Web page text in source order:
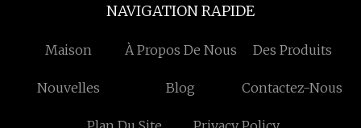
NAVIGATION RAPIDE
Maison À Propos De Nous Des Produits
Nouvelles Blog Contactez-Nous